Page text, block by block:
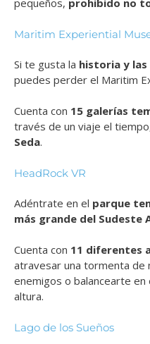
pequeños, prohibido no
Maritim Experiential
Si te gusta la historia y
puedes perder el Maritim
Cuenta con 15 galerías
través de un viaje el
Seda.
HeadRock VR
Adéntrate en el parque
más grande del Sudeste
Cuenta con 11 diferentes
atravesar una tormenta
enemigos o balancearte
altura.
Lago de los Sueños